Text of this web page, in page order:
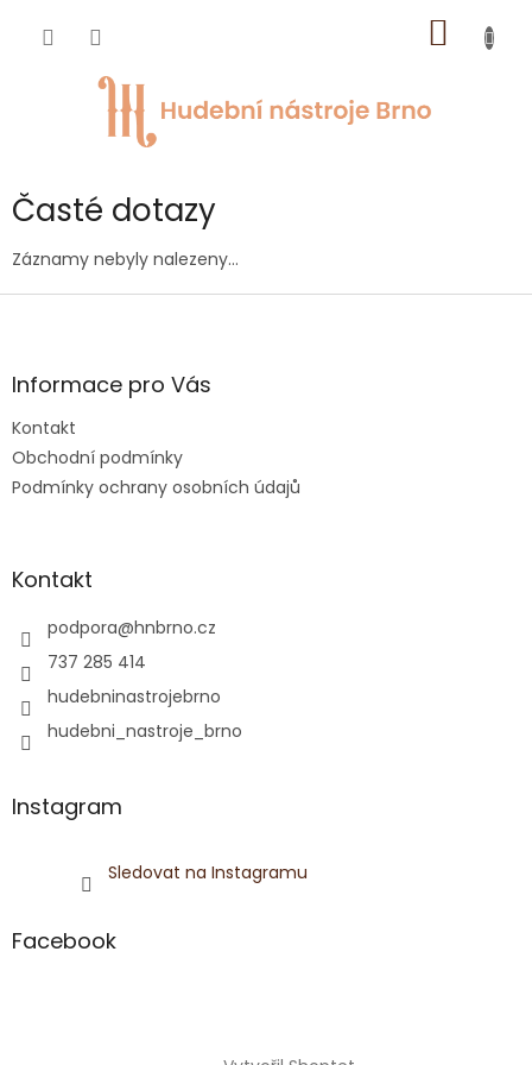
KOŠÍK
Časté dotazy
Záznamy nebyly nalezeny...
Z
aInformace pro Vás
Kontakt
Obchodní podmínky
Podmínky ochrany osobních údajů
Kontakt
podpora@hnbrno.cz
737 285 414
hudebninastrojebrno
hudebni_nastroje_brno
Instagram
Sledovat na Instagramu
Facebook